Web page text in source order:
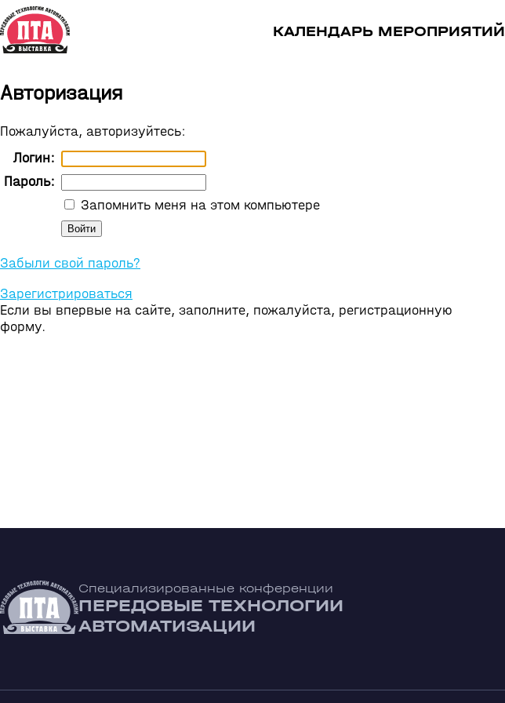
КАЛЕНДАРЬ МЕРОПРИЯТИЙ
Авторизация
Пожалуйста, авторизуйтесь:
Логин:
Пароль:
Запомнить меня на этом компьютере
Забыли свой пароль?
Зарегистрироваться
Если вы впервые на сайте, заполните, пожалуйста, регистрационную
форму.
Специализированные конференции
ПЕРЕДОВЫЕ ТЕХНОЛОГИИ
АВТОМАТИЗАЦИИ